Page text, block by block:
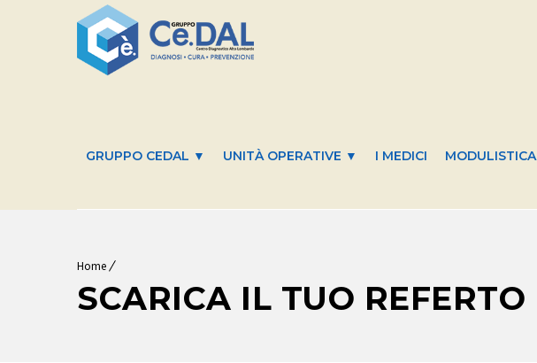
GRUPPO CEDAL ▼ UNITÀ OPERATIVE ▼ I MEDICI MODULISTICA
Home
SCARICA IL TUO REFERTO